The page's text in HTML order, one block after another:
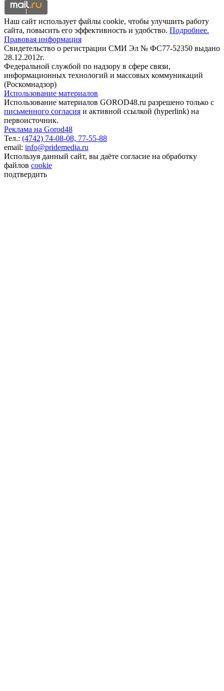
Наш сайт использует файлы cookie, чтобы улучшить работу
сайта, повысить его эффективность и удобство. Подробнее.
Правовая информация
Свидетельство о регистрации СМИ Эл № ФС77-52350 выдано
28.12.2012г.
Федеральной службой по надзору в сфере связи,
информационных технологий и массовых коммуникаций
(Роскомнадзор)
Использование материалов
Использование материалов GOROD48.ru разрешено только с
письменного согласия и активной ссылкой (hyperlink) на
первоисточник.
Реклама на Gorod48
Тел.: (4742) 74-08-08, 77-55-88
email: info@pridemedia.ru
Используя данный сайт, вы даёте согласие на обработку
файлов cookie
подтвердить